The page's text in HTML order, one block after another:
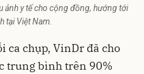
ảnh y tế cho cộng đồng, hướng tới
tại Việt Nam.
ca chụp, VinDr đã cho
trung bình trên 90%